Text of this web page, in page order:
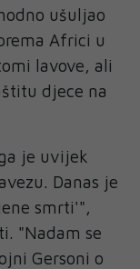
ušuljao
Africi u
lavove, ali
djece na
je uvijek
Danas je
smrti'",
"Nadam se
Gersoni o